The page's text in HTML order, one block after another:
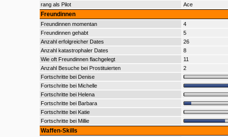
rang als Pilot
Ace
Freundinnen
Freundinnen momentan
4
Freundinnen gehabt
5
Anzahl erfolgreicher Dates
26
Anzahl katastrophaler Dates
8
Wie oft Freundinnen flachgelegt
11
Anzahl Besuche bei Prostituierten
2
Fortschritte bei Denise
Fortschritte bei Michelle
Fortschritte bei Helena
Fortschritte bei Barbara
Fortschritte bei Katie
Fortschritte bei Millie
Waffen-Skills